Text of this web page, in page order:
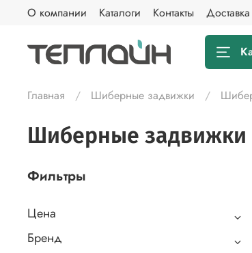
О компании Каталоги Контакты Доставка
Главная Шиберные задвижки
Шиберные задвижки
Фильтры
Цена
Бренд